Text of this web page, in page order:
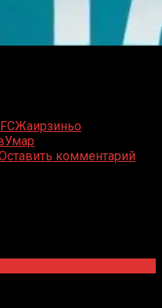
Жаирзиньо
Умар
комментарий